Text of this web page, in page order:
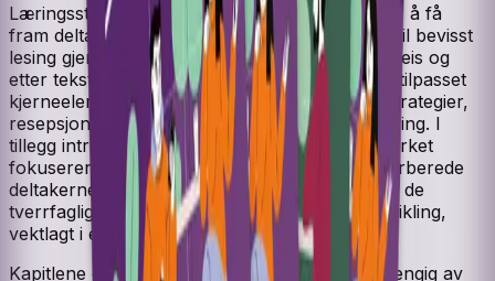
Læringsstrategier står sentralt i Voks. Vi ønsker å få
fram deltakernes forkunnskaper og stimulere til bevisst
lesing gjennom relevante spørsmål før, underveis og
etter tekstene. Metodene i boka er varierte og tilpasset
kjerneelementene i læreplanen: språklæringsstrategier,
resepsjon, produksjon, samhandling og mediering. I
tillegg introduseres ulike lesestrategier. Læreverket
fokuserer også på arbeidsrettet norsk for å forberede
deltakerne på utdanning og yrkesliv. I tillegg er de
tverrfaglige temaene, inkludert bærekraftig utvikling,
vektlagt i egne kapitler.
Kapitlene og tekstene i boka kan brukes uavhengig av